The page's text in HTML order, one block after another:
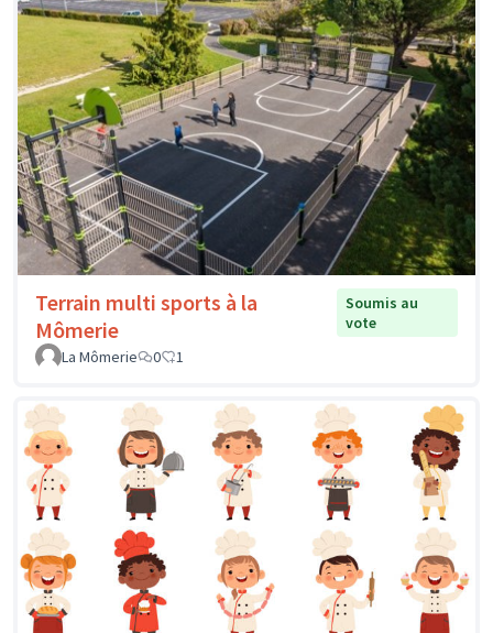
Terrain multi sports à la
Mômerie
Soumis au
vote
La Mômerie
0 1